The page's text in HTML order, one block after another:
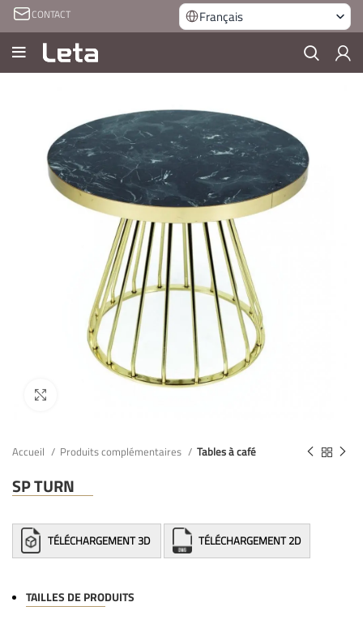
CONTACT Français
Accueil Produits complémentaires Tables à café
SP TURN
TÉLÉCHARGEMENT 3D TÉLÉCHARGEMENT 2D
TAILLES DE PRODUITS